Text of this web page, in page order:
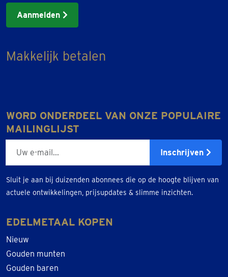
Aanmelden
Makkelijk betalen
WORD ONDERDEEL VAN ONZE POPULAIRE
MAILINGLIJST
Inschrijven
Sluit je aan bij duizenden abonnees die op de hoogte blijven van
actuele ontwikkelingen, prijsupdates & slimme inzichten.
EDELMETAAL KOPEN
Nieuw
Gouden munten
Gouden baren